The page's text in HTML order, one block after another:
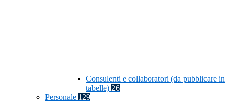
Consulenti e collaboratori (da pubblicare in
tabelle) 26
Personale 129